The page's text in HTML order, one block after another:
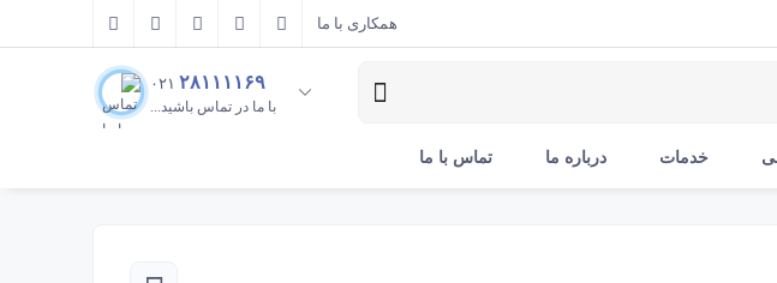
همکاری با ما
۰۲۱ ۲۸۱۱۱۱۶۹
با ما در تماس باشید...
خدمات درباره ما تماس با ما